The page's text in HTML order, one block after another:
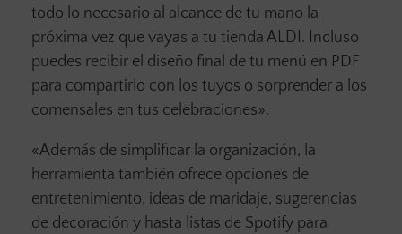
todo lo necesario al alcance de tu mano la
próxima vez que vayas a tu tienda ALDI. Incluso
puedes recibir el diseño final de tu menú en PDF
para compartirlo con los tuyos o sorprender a los
comensales en tus celebraciones».
«Además de simplificar la organización, la
herramienta también ofrece opciones de
entretenimiento, ideas de maridaje, sugerencias
de decoración y hasta listas de Spotify para